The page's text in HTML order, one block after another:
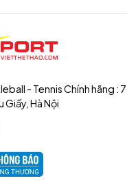
- Tennis Chính hãng :
Giấy, Hà Nội